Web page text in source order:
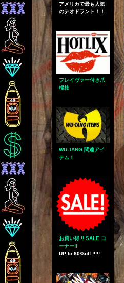
アメリカで最も人気
のデオドラント！！
フレイヴァー付き爪
楊枝
WU-TANG 関連アイ
テム！
お買い得 !! SALE コ
ーナー!!
UP to 60%off !!!!!